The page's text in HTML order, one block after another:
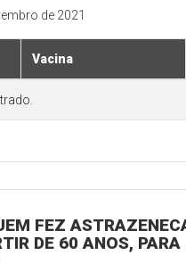
de 2021
Vacina
FEZ
DE 60 ANOS,